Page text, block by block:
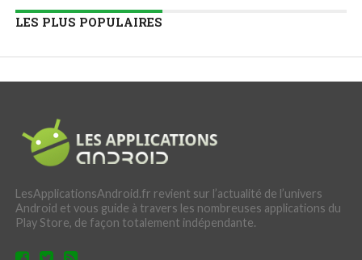
LES PLUS POPULAIRES
LesApplicationsAndroid.fr revient sur l’actualité de l’univers
Android et vous guide à travers les nombreuses applications du
Play Store, de façon totalement indépendante.